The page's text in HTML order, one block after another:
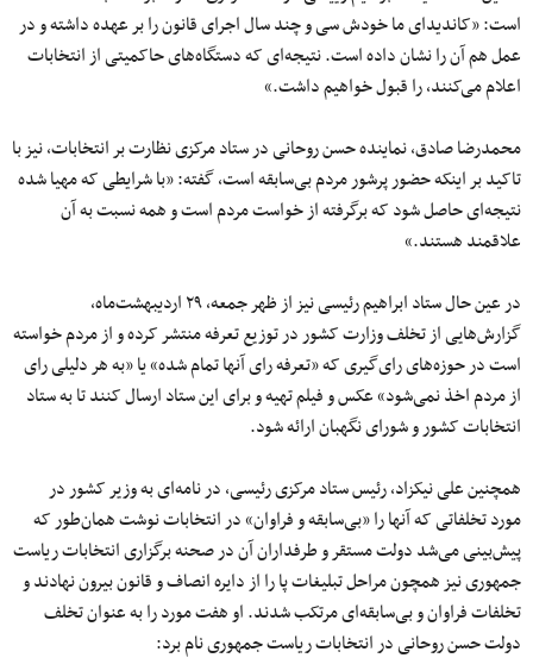
است: «کاندیدای ما خودشسیوچندسال اجرای قانون رابر عهدهداشته و در
عمل هم آن را نشان داده است. نتیجه‌ای کهدستگاه‌هایحاکمیتی از انتخابات
اعلام می‌کنند، را قبول خواهیم داشت.»
محمدرضا صادق، نماینده حسن روحانی در ستاد مرکزی نظارت بر انتخابات، نیز با
تاکیدبر اینکهحضور پرشور مردم بی‌سابقه است، گفته: «با شرایطی که مهیا شده
نتیجه‌ای حاصل شود که برگرفته از خواست مردم است و همه نسبت به آن
علاقمند هستند.»
درعینحالستاد ابراهیم رئیسی نیز از ظهر جمعه،۲۹اردیبهشت‌ماه،
گزارش‌هاییاز تخلف وزارت کشور در توزیع تعرفه منتشر کرده و از مردم خواسته
است در حوزه‌هایرای‌گیریکه «تعرفهرایآنهاتمامشده» یا «به هر دلیلیرای
از مردم اخذ نمی‌شود» عکس و فیلم تهیه و برای این ستاد ارسال کنند تا به ستاد
انتخابات کشور و شورای نگهبان ارائه شود.
همچنین علی نیکزاد، رئیس ستاد مرکزی رئیسی، درنامه‌ایبه وزیر کشور در
مورد تخلفاتی که آنها را «بی‌سابقه و فراوان» در انتخابات نوشتهمان‌طورکه
پیش‌بینی می‌شد دولت مستقر و طرفداران آندرصحنهبرگزاری انتخابات ریاست
جمهوری نیز همچون مراحل تبلیغات پا را از دایره انصاف و قانون بیرون نهادند و
تخلفات فراوان وبی‌سابقه‌ایمرتکب شدند. اوهفتمورد رابهعنوانتخلف
دولت حسن روحانی در انتخابات ریاست جمهوری نام برد: